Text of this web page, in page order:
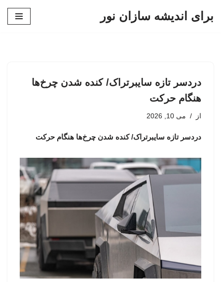
برای اندیشه سازان نور
دردسر تازه سایبرتراک/ کنده شدن چرخ‌ها
هنگام حرکت
از می 10, 2026
دردسر تازه سایبرتراک/ کنده شدن چرخ‌ها هنگام حرکت